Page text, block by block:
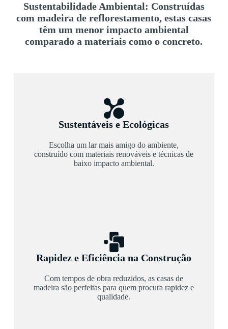
Sustentabilidade Ambiental: Construídas
com madeira de reflorestamento, estas casas
têm um menor impacto ambiental
comparado a materiais como o concreto.
Sustentáveis e Ecológicas
Escolha um lar mais amigo do ambiente,
construído com materiais renováveis e técnicas de
baixo impacto ambiental.
Rapidez e Eficiência na Construção
Com tempos de obra reduzidos, as casas de
madeira são perfeitas para quem procura rapidez e
qualidade.